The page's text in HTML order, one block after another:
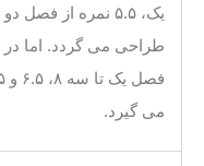
طراحی می گردد. اما در
می گیرد.